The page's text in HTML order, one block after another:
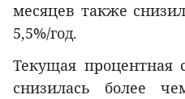
месяцев также
5,5%/год.
Текущая процентная
снизилась более